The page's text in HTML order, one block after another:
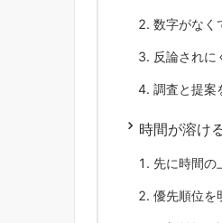
数字がなく
反論されに
調査と提案
時間が溶け
先に時間の
優先順位を